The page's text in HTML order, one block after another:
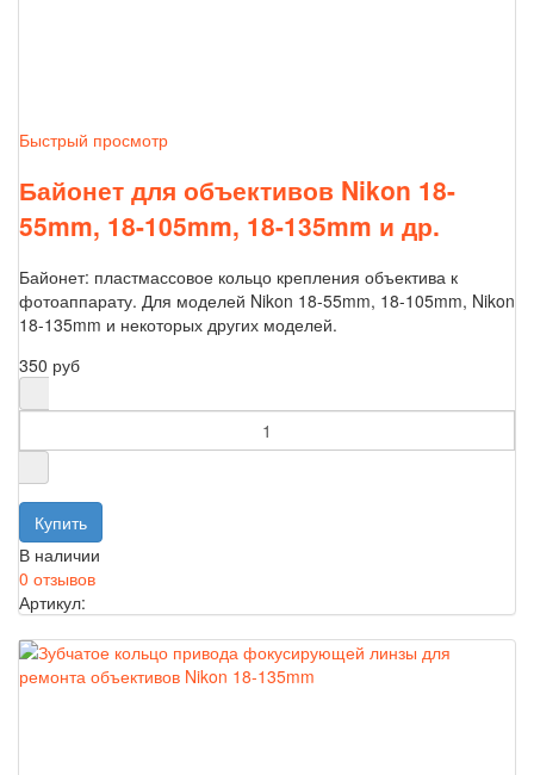
Быстрый просмотр
Байонет для объективов Nikon 18-
55mm, 18-105mm, 18-135mm и др.
Байонет: пластмассовое кольцо крепления объектива к
фотоаппарату. Для моделей Nikon 18-55mm, 18-105mm, Nikon
18-135mm и некоторых других моделей.
350 руб
В наличии
0 отзывов
Артикул: